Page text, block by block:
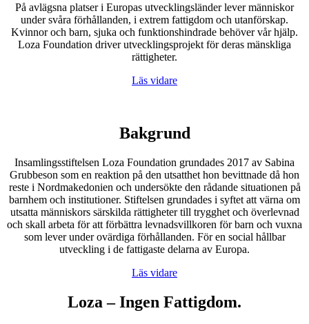
På avlägsna platser i Europas utvecklingsländer lever människor
under svåra förhållanden, i extrem fattigdom och utanförskap.
Kvinnor och barn, sjuka och funktionshindrade behöver vår hjälp.
Loza Foundation driver utvecklingsprojekt för deras mänskliga
rättigheter.
Läs vidare
Bakgrund
Insamlingsstiftelsen Loza Foundation grundades 2017 av Sabina
Grubbeson som en reaktion på den utsatthet hon bevittnade då hon
reste i Nordmakedonien och undersökte den rådande situationen på
barnhem och institutioner. Stiftelsen grundades i syftet att värna om
utsatta människors särskilda rättigheter till trygghet och överlevnad
och skall arbeta för att förbättra levnadsvillkoren för barn och vuxna
som lever under ovärdiga förhållanden. För en social hållbar
utveckling i de fattigaste delarna av Europa.
Läs vidare
Loza – Ingen Fattigdom.